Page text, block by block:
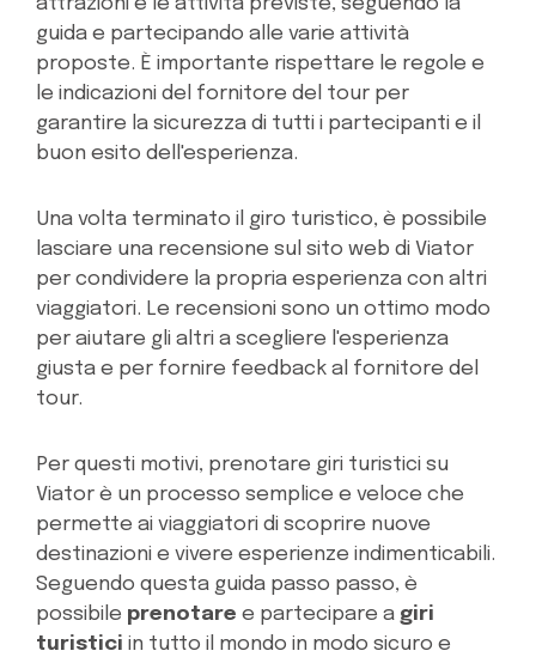
attrazioni e le attività previste, seguendo la
guida e partecipando alle varie attività
proposte. È importante rispettare le regole e
le indicazioni del fornitore del tour per
garantire la sicurezza di tutti i partecipanti e il
buon esito dell'esperienza.
Una volta terminato il giro turistico, è possibile
lasciare una recensione sul sito web di Viator
per condividere la propria esperienza con altri
viaggiatori. Le recensioni sono un ottimo modo
per aiutare gli altri a scegliere l'esperienza
giusta e per fornire feedback al fornitore del
tour.
Per questi motivi, prenotare giri turistici su
Viator è un processo semplice e veloce che
permette ai viaggiatori di scoprire nuove
destinazioni e vivere esperienze indimenticabili.
Seguendo questa guida passo passo, è
possibile prenotare e partecipare a giri
turistici in tutto il mondo in modo sicuro e